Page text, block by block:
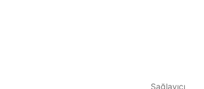
Sağlayıcı